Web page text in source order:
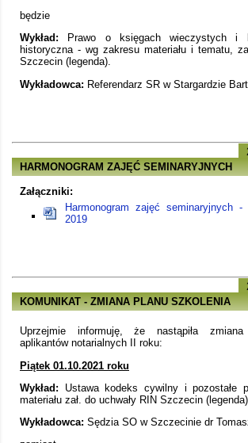
będzie
Wykład: Prawo o księgach wieczystych i
historyczna - wg zakresu materiału i tematu,
Szczecin (legenda).
Wykładowca: Referendarz SR w Stargardzie
HARMONOGRAM ZAJĘĆ SEMINARYJNYCH
Załączniki:
Harmonogram zajęć seminaryjnych
2019
KOMUNIKAT - ZMIANA PLANU SZKOLENIA
Uprzejmie informuję, że nastąpiła
aplikantów notarialnych II roku:
Piątek 01.10.2021 roku
Wykład: Ustawa kodeks cywilny i pozostałe
materiału zał. do uchwały RIN Szczecin (legenda).
Wykładowca: Sędzia SO w Szczecinie dr